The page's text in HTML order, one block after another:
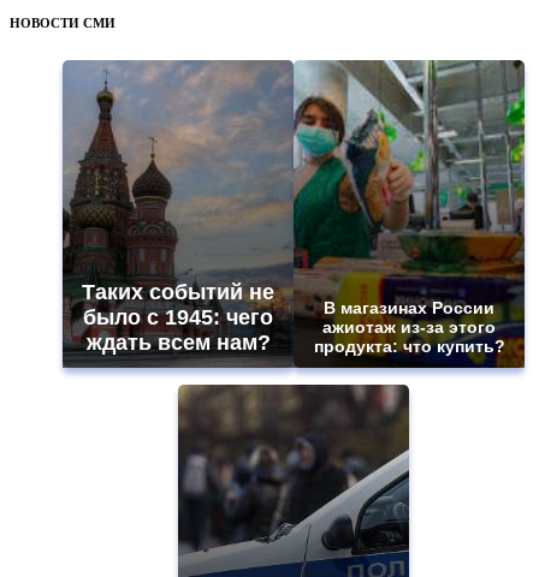
НОВОСТИ СМИ
Таких событий не
было с 1945: чего
ждать всем нам?
В магазинах России
ажиотаж из-за этого
продукта: что купить?